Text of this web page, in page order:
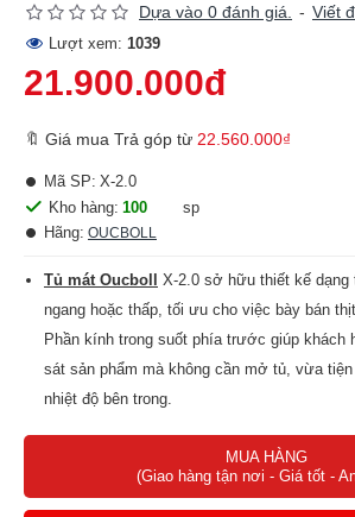
Dựa vào 0 đánh giá. - Viết
Lượt xem: 1039
21.900.000đ
🔖 Giá mua Trả góp từ 22.560.000₫
Kho hàng: 100
sp
Hãng: OUCBOLL
Mã SP: X-2.0
Tủ mát Oucboll
X-2.0 sở hữu thiết kế dạng
ngang hoặc thấp, tối ưu cho việc bày bán
Phần kính trong suốt phía trước giúp khách
sát sản phẩm mà không cần mở tủ, vừa
nhiệt độ bên trong.
không gian bán hàng khác nhau, từ cửa
phẩm trong siêu thị.
MUA HÀNG
(Giao hàng tận nơi - Giá tốt -